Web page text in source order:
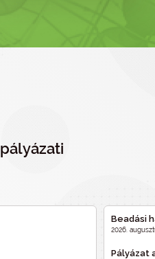
Beadási
2026.
Pályázat